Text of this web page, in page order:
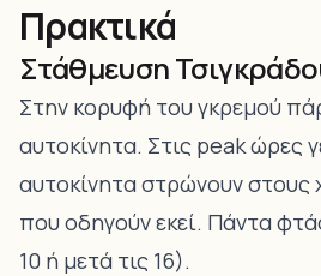
Πρακτικά
Στάθμευση
Στην κορυφή του γκρεμού
αυτοκίνητα. Στις peak ώρες
αυτοκίνητα στρώνουν
που οδηγούν εκεί. Πάντα
10 ή μετά τις 16).